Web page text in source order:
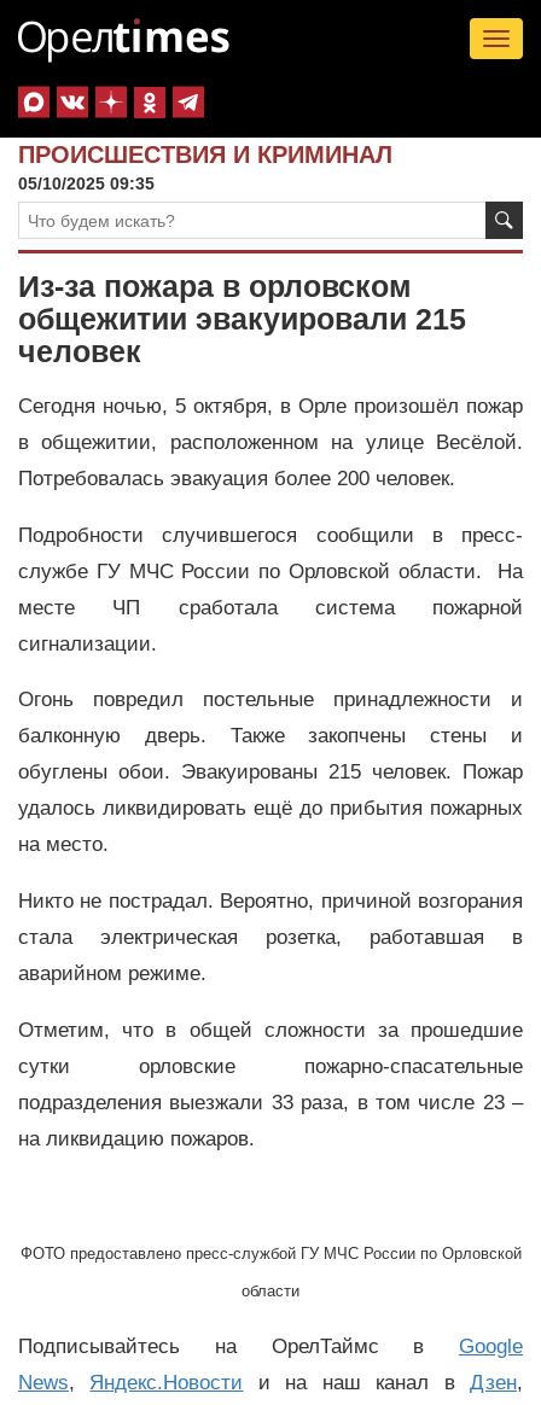
ПРОИСШЕСТВИЯ И КРИМИНАЛ
05/10/2025 09:35
Из-за пожара в орловском
общежитии эвакуировали 215
человек
Сегодня ночью, 5 октября, в Орле произошёл пожар
в общежитии, расположенном на улице Весёлой.
Потребовалась эвакуация более 200 человек.
Подробности случившегося сообщили в пресс-
службе ГУ МЧС России по Орловской области. На
месте ЧП сработала система пожарной
сигнализации.
Огонь повредил постельные принадлежности и
балконную дверь. Также закопчены стены и
обуглены обои. Эвакуированы 215 человек. Пожар
удалось ликвидировать ещё до прибытия пожарных
на место.
Никто не пострадал. Вероятно, причиной возгорания
стала электрическая розетка, работавшая в
аварийном режиме.
Отметим, что в общей сложности за прошедшие
сутки орловские пожарно-спасательные
подразделения выезжали 33 раза, в том числе 23 –
на ликвидацию пожаров.
ФОТО предоставлено пресс-службой ГУ МЧС России по Орловской
области
Подписывайтесь на ОрелТаймс в Google
News, Яндекс.Новости и на наш канал вДзен,